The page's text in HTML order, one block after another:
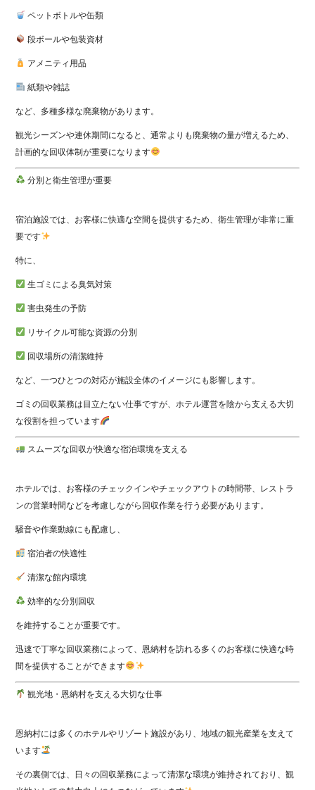
ペットボトルや缶類
段ボールや包装資材
アメニティ用品
紙類や雑誌
など、多種多様な廃棄物があります。
観光シーズンや連休期間になると、通常よりも廃棄物の量が増えるため、
計画的な回収体制が重要になります
分別と衛生管理が重要
宿泊施設では、お客様に快適な空間を提供するため、衛生管理が非常に重
要です
特に、
生ゴミによる臭気対策
害虫発生の予防
リサイクル可能な資源の分別
回収場所の清潔維持
など、一つひとつの対応が施設全体のイメージにも影響します。
ゴミの回収業務は目立たない仕事ですが、ホテル運営を陰から支える大切
な役割を担っています
スムーズな回収が快適な宿泊環境を支える
ホテルでは、お客様のチェックインやチェックアウトの時間帯、レストラ
ンの営業時間などを考慮しながら回収作業を行う必要があります。
騒音や作業動線にも配慮し、
宿泊者の快適性
清潔な館内環境
効率的な分別回収
を維持することが重要です。
迅速で丁寧な回収業務によって、恩納村を訪れる多くのお客様に快適な時
間を提供することができます
観光地・恩納村を支える大切な仕事
恩納村には多くのホテルやリゾート施設があり、地域の観光産業を支えて
います
その裏側では、日々の回収業務によって清潔な環境が維持されており、観